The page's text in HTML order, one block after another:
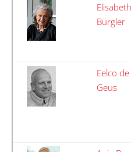
Elisabeth
Bürgler
Eelco de
Geus